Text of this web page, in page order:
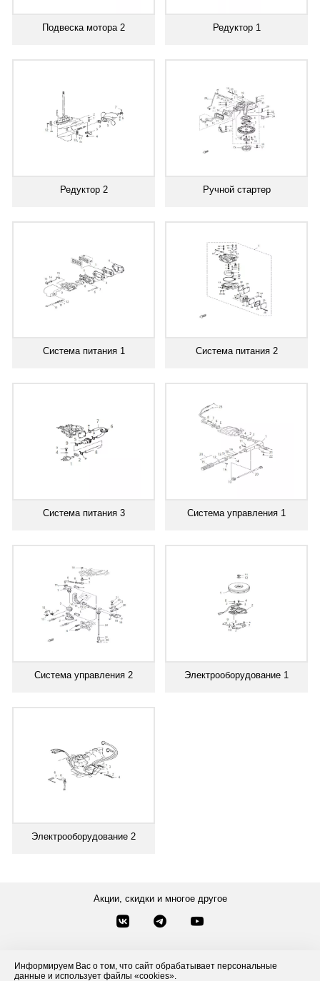
Информируем Вас о том, что сайт обрабатывает персональные
данные и использует файлы «cookies».
Подвеска мотора 2 Редуктор 1
Редуктор 2 Ручной стартер
Система питания 1 Система питания 2
Система питания 3 Система управления 1
Система управления 2 Электрооборудование 1
Электрооборудование 2
Акции, скидки и многое другое
Контакты
Посмотреть другие способы связи